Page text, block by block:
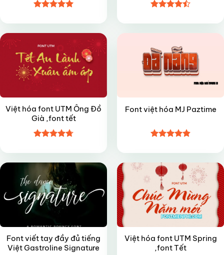
hạng55
sao
hạng4.5
5 sao
Việt hóa font UTM Ông Đồ
Già ,font tết
hạng4.75
sao
Font việt hóa MJ Paztime
hạng4.85
5 sao
Font viết tay đầy đủ tiếng
Việt Gastroline Signature
Việt hóa font UTM Spring
,font Tết